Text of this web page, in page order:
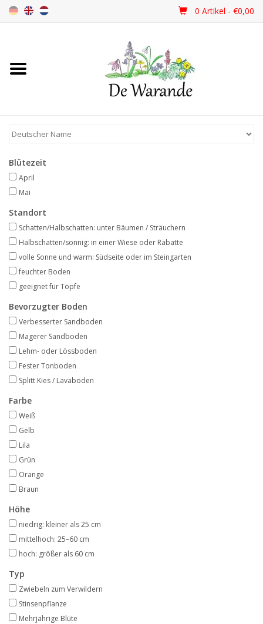
0 Artikel - €0,00
Startseite
Frühjahrsblüher
Sommerblüher
Herbstblüher
Schattenpflanzen
Angebote
Bodenverbesserung
SONSTIGE PRODUKTE
Beratung
Unser Garten!
Starke Zwiebel Tage
Neuigkeiten
Blütezeit
April
Mai
Standort
Schatten/Halbschatten: unter Bäumen / Sträuchern
Halbschatten/sonnig: in einer Wiese oder Rabatte
volle Sonne und warm: Südseite oder im Steingarten
feuchter Boden
geeignet für Töpfe
Bevorzugter Boden
Verbesserter Sandboden
Magerer Sandboden
Lehm- oder Lössboden
Fester Tonboden
Splitt Kies / Lavaboden
Farbe
Weiß
Gelb
Lila
Grün
Orange
Braun
Höhe
niedrig: kleiner als 25 cm
mittelhoch: 25–60 cm
hoch: größer als 60 cm
Typ
Zwiebeln zum Verwildern
Stinsenpflanze
Mehrjährige Blüte